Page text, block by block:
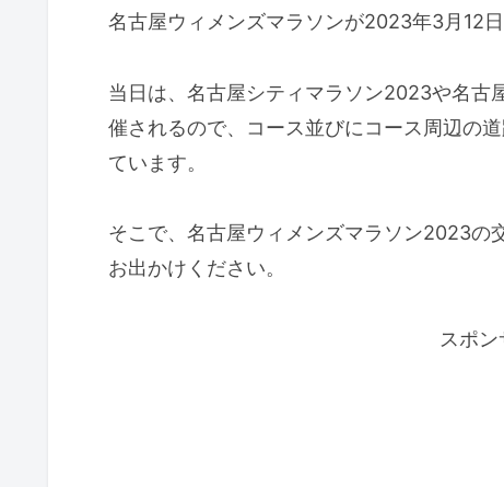
名古屋ウィメンズマラソンが2023年3月12
当日は、名古屋シティマラソン2023や名古
催されるので、コース並びにコース周辺の
ています。
そこで、名古屋ウィメンズマラソン2023の
お出かけください。
スポ